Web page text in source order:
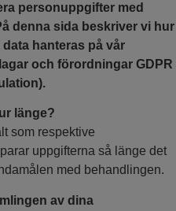
personuppgifter med
denna sida beskriver vi hur
hanteras på vår
och förordningar GDPR
länge?
som respektive
uppgifterna så länge det
med behandlingen.
av dina